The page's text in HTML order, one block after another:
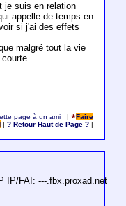
je suis en relation
appelle de temps en
si j'ai des effets
malgré tout la vie
page à un ami |
Faire
|? Retour Haut de Page ?
IP/FAI: ---.fbx.proxad.net